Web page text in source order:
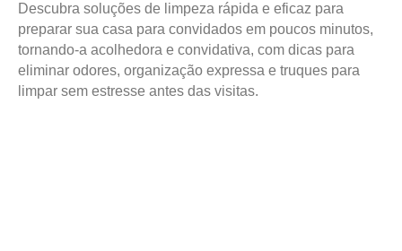
Descubra soluções de limpeza rápida e eficaz para
preparar sua casa para convidados em poucos minutos,
tornando-a acolhedora e convidativa, com dicas para
eliminar odores, organização expressa e truques para
limpar sem estresse antes das visitas.